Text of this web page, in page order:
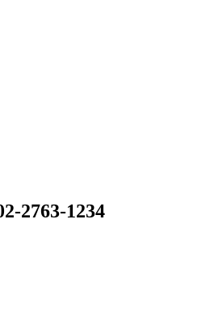
2763-1234